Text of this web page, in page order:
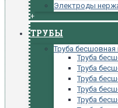
Электроды
+
ТРУБЫ
Труба бесшовная
Труба
Труба
Труба
Труба
Труба